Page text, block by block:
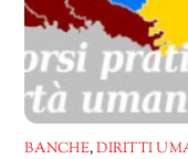
BANCHE,DIRITTI